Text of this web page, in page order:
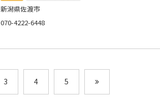
新潟県佐渡市
070-4222-6448
3 4 5